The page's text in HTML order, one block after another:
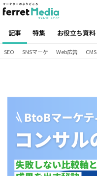
記事 特集 お役立ち資料
SEO SNSマーケ Web広告 CMS